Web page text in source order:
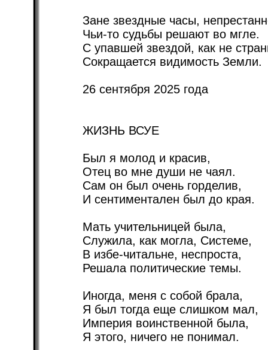
Зане звездные часы,
Чьи-то судьбы решают во мгле.
С упавшей звездой, как не
Сокращается видимость Земли.
26 сентября 2025 года
ЖИЗНЬ ВСУЕ
Был я молод и красив,
Отец во мне души не чаял.
Сам он был очень горделив,
И сентиментален был до края.
Мать учительницей была,
Служила, как могла, Системе,
В избе-читальне, неспроста,
Решала политические темы.
Иногда, меня с собой брала,
Я был тогда еще слишком мал,
Империя воинственной была,
Я этого, ничего не понимал.